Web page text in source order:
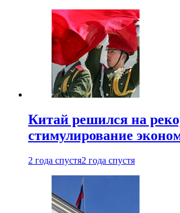
Китай решился на
стимулирование
2 года спустя2 года спустя